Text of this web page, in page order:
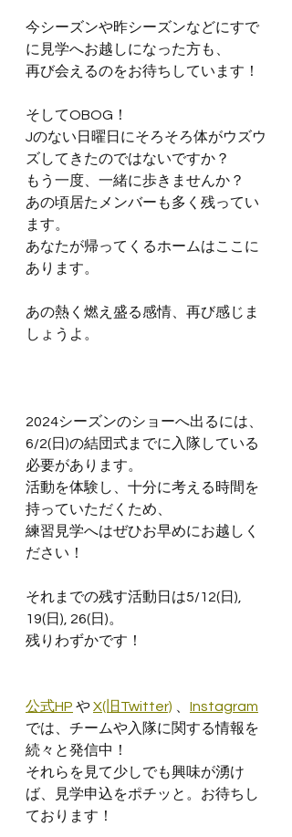
今シーズンや昨シーズンなどにすで
に見学へお越しになった方も、
再び会えるのをお待ちしています！
そしてOBOG！
Jのない日曜日にそろそろ体がウズウ
ズしてきたのではないですか？
もう一度、一緒に歩きませんか？
あの頃居たメンバーも多く残ってい
ます。
あなたが帰ってくるホームはここに
あります。
あの熱く燃え盛る感情、再び感じま
しょうよ。
2024シーズンのショーへ出るには、
6/2(日)の結団式までに入隊している
必要があります。
活動を体験し、十分に考える時間を
持っていただくため、
練習見学へはぜひお早めにお越しく
ださい！
それまでの残す活動日は5/12(日),
19(日), 26(日)。
残りわずかです！
公式HP や X(旧Twitter)
Instagram
では、チームや入隊に関する情報を
続々と発信中！
それらを見て少しでも興味が湧け
ば、見学申込をポチッと。お待ちし
ております！